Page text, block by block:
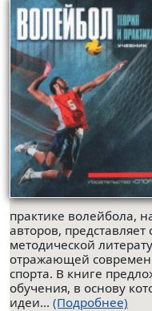
практике волейбола,
авторов,
методической
отражающей
спорта. В книге
обучения, в основу
идеи... (Подробнее)